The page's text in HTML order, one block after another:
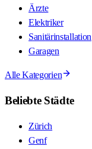
Ärzte
Elektriker
Sanitärinstallation
Garagen
Alle Kategorien
Beliebte Städte
Zürich
Genf